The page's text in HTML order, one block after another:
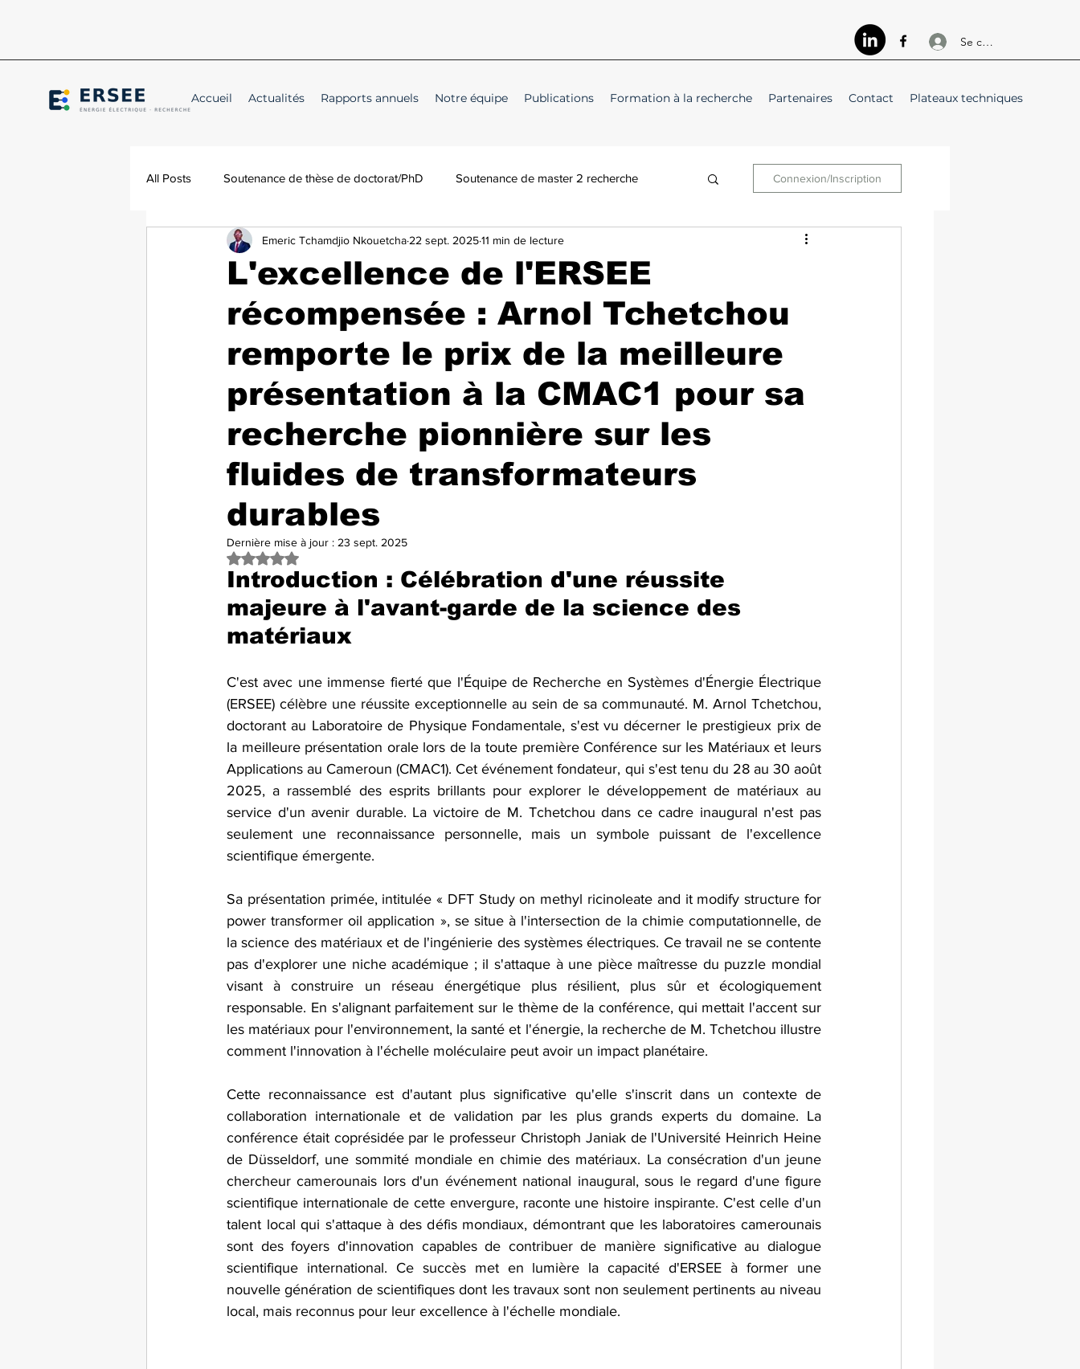
Se connecter
Accueil Actualités Rapports annuels Notre équipe Publications Formation à la recherche Partenaires Contact Plateaux techniques
All Posts Soutenance de thèse de doctorat/PhD Soutenance de master 2 recherche
Conférence Annonce
Connexion/Inscription
L'excellence de l'ERSEE
récompensée : Arnol Tchetchou
remporte le prix de la meilleure
présentation à la CMAC1 pour sa
recherche pionnière sur les
fluides de transformateurs
durables
Emeric Tchamdjio Nkouetcha 22 sept. 202511 min de lecture
Dernière mise à jour : 23 sept. 2025
Noté NaN étoiles sur 5.
Introduction : Célébration d'une réussite
majeure à l'avant-garde de la science des
matériaux
C'est avec une immense fierté que l'Équipe de Recherche en Systèmes d'Énergie Électrique
(ERSEE) célèbre une réussite exceptionnelle au sein de sa communauté. M. Arnol Tchetchou,
doctorant au Laboratoire de Physique Fondamentale, s'est vu décerner le prestigieux prix de
la meilleure présentation orale lors de la toute première Conférence sur les Matériaux et leurs
Applications au Cameroun (CMAC1). Cet événement fondateur, qui s'est tenu du 28 au 30 août
2025, a rassemblé des esprits brillants pour explorer le développement de matériaux au
service d'un avenir durable. La victoire de M. Tchetchou dans ce cadre inaugural n'est pas
seulement une reconnaissance personnelle, mais un symbole puissant de l'excellence
scientifique émergente.
Sa présentation primée, intitulée « DFT Study on methyl ricinoleate and it modify structure for
power transformer oil application », se situe à l'intersection de la chimie computationnelle, de
la science des matériaux et de l'ingénierie des systèmes électriques. Ce travail ne se contente
pas d'explorer une niche académique ; il s'attaque à une pièce maîtresse du puzzle mondial
visant à construire un réseau énergétique plus résilient, plus sûr et écologiquement
responsable. En s'alignant parfaitement sur le thème de la conférence, qui mettait l'accent sur
les matériaux pour l'environnement, la santé et l'énergie, la recherche de M. Tchetchou illustre
comment l'innovation à l'échelle moléculaire peut avoir un impact planétaire.
Cette reconnaissance est d'autant plus significative qu'elle s'inscrit dans un contexte de
collaboration internationale et de validation par les plus grands experts du domaine. La
conférence était coprésidée par le professeur Christoph Janiak de l'Université Heinrich Heine
de Düsseldorf, une sommité mondiale en chimie des matériaux. La consécration d'un jeune
chercheur camerounais lors d'un événement national inaugural, sous le regard d'une figure
scientifique internationale de cette envergure, raconte une histoire inspirante. C'est celle d'un
talent local qui s'attaque à des défis mondiaux, démontrant que les laboratoires camerounais
sont des foyers d'innovation capables de contribuer de manière significative au dialogue
scientifique international. Ce succès met en lumière la capacité d'ERSEE à former une
nouvelle génération de scientifiques dont les travaux sont non seulement pertinents au niveau
local, mais reconnus pour leur excellence à l'échelle mondiale.